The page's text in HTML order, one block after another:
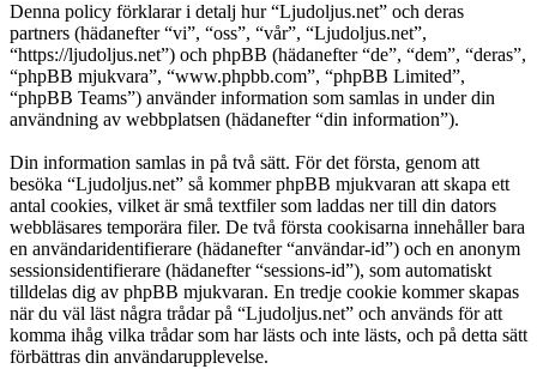
Denna policy förklarar i detalj hur “Ljudoljus.net” och deras
partners (hädanefter “vi”, “oss”, “vår”, “Ljudoljus.net”,
“https://ljudoljus.net”) och phpBB (hädanefter “de”, “dem”, “deras”,
“phpBB mjukvara”, “www.phpbb.com”, “phpBB Limited”,
“phpBB Teams”) använder information som samlas in under din
användning av webbplatsen (hädanefter “din information”).
Din information samlas in på två sätt. För det första, genom att
besöka “Ljudoljus.net” så kommer phpBB mjukvaran att skapa ett
antal cookies, vilket är små textfiler som laddas ner till din dators
webbläsares temporära filer. De två första cookisarna innehåller bara
en användaridentifierare (hädanefter “användar-id”) och en anonym
sessionsidentifierare (hädanefter “sessions-id”), som automatiskt
tilldelas dig av phpBB mjukvaran. En tredje cookie kommer skapas
när du väl läst några trådar på “Ljudoljus.net” och används för att
komma ihåg vilka trådar som har lästs och inte lästs, och på detta sätt
förbättras din användarupplevelse.